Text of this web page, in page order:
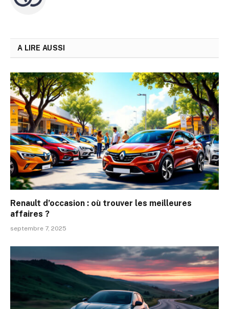
A LIRE AUSSI
Renault d’occasion : où trouver les meilleures
affaires ?
septembre 7, 2025